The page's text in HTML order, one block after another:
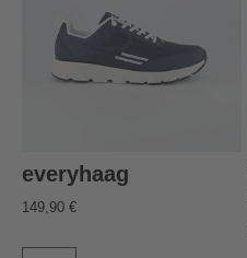
everyhaag
149,90 €